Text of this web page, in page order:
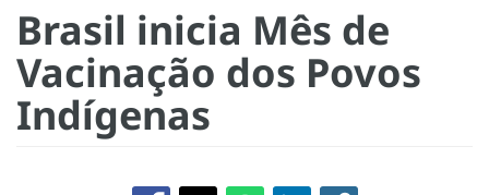
Brasil inicia Mês de
Vacinação dos Povos
Indígenas